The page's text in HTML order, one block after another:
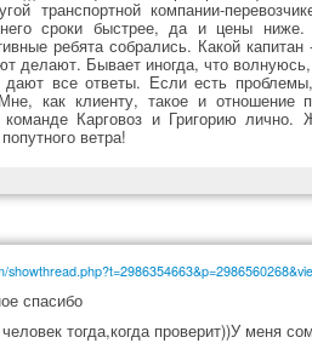
транспортной компании-
сроки быстрее, да и цены
ребята собрались. Какой
делают. Бывает иногда, что волнуюсь,
все ответы. Если есть
как клиенту, такое и отношение
Карговоз и Григорию лично.
ветра!
спасибо
тогда,когда проверит))У меня